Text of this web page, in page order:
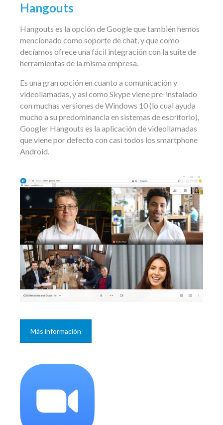
Hangouts
Hangouts es la opción de Google que también hemos
mencionado como soporte de chat, y que como
decíamos ofrece una fácil integración con la suite de
herramientas de la misma empresa.
Es una gran opción en cuanto a comunicación y
videollamadas, y así como Skype viene pre-instalado
con muchas versiones de Windows 10 (lo cual ayuda
mucho a su predominancia en sistemas de escritorio),
Googler Hangouts es la aplicación de videollamadas
que viene por defecto con casi todos los smartphone
Android.
Más información